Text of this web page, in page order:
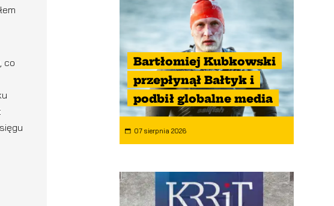
co
Bartłomiej Kubkowski
przepłynął Bałtyk i
podbił globalne media
07 sierpnia 2026